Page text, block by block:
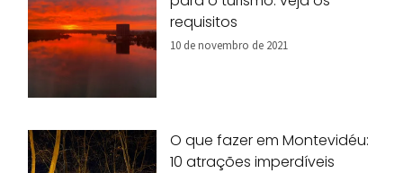
requisitos
10 de novembro de 2021
O que fazer em Montevidéu:
10 atrações imperdíveis